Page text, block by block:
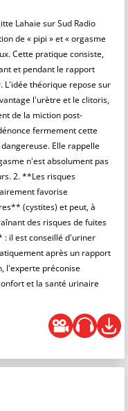
Lahaie sur Sud Radio
de « pipi » et « orgasme
Cette pratique consiste,
et pendant le rapport
L'idée théorique repose sur
l'urètre et le clitoris,
de la miction post-
fermement cette
Elle rappelle
n'est absolument pas
2. **Les risques
favorise
(cystites) et peut, à
des risques de fuites
il est conseillé d'uriner
après un rapport
l'experte préconise
et la santé urinaire